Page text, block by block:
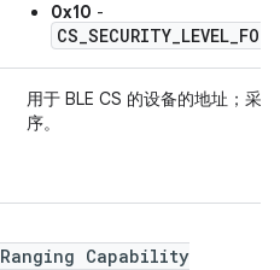
0x10 -
CS_SECURITY_LEVEL_FOUR
用于 BLE CS 的设备的地址；采
序。
Ranging Capability